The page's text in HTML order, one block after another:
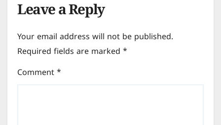
Leave a Reply
Your email address will not be published.
Required fields are marked *
Comment *